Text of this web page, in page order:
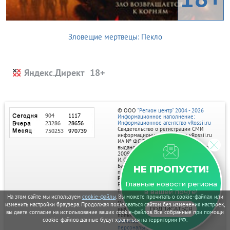
На этом сайте мы используем cookie-файлы. Вы можете прочитать о cookie-файлах или
изменить настройки браузера. Продолжая пользоваться сайтом без изменения настроек,
вы даете согласие на использование ваших cookie-файлов. Все собранные при помощи
cookie-файлов данные будут храниться на территории РФ.
Зловещие мертвецы: Пекло
Яндекс.Директ
НЕ ПРОПУСТИ!
Главные новости региона
в вашей почте!
ПОДПИСАТЬСЯ
© ООО "Регион центр" 2004 - 2026
Информационное наполнение:
Информационное агентство vRossii.ru
Свидетельство о регистрации СМИ
информационного агентства vRossii.ru
ИА № ФС 77‑35502
выдано РОСКОМНАДЗОРом 04 марта
2009г.
И. О. Главного редактора Нарыков А. Н.
Баннеры на портале размещаются на
правах рекламы.
Реклама на портале:
Рекламное агентство "Умный маркетинг"
тел. 7-910-267-70-40,
email: umnyy.marketing@yandex.ru
Отдельные публикации могут содержать
информацию, не предназначенную для
пользователей до 18 лет.
Политика в отношении обработки
персональных данных